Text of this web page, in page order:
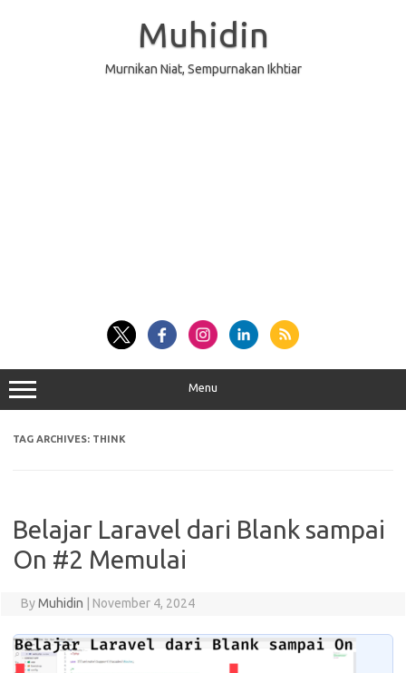
Muhidin
Murnikan Niat, Sempurnakan Ikhtiar
Menu
TAG ARCHIVES: THINK
Belajar Laravel dari Blank sampai
On #2 Memulai
ByMuhidin November 4, 2024